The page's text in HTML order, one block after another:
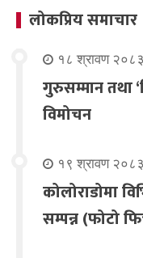
लोकप्रिय समाचार
१८ श्रावण
गुरुसम्मान तथा
विमोचन
१९ श्रावण
कोलोराडोमा
सम्पन्न (फोटो